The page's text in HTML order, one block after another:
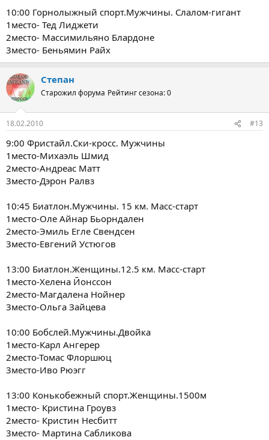
10:00 Горнолыжный спорт.Мужчины. Слалом-гигант
1место- Тед Лиджети
2место- Массимильяно Блардоне
3место- Беньямин Райх
Степан
Старожил форума Рейтинг сезона: 0
18.02.2010 #13
9:00 Фристайл.Cки-кросс. Мужчины
1место-Михаэль Шмид
2место-Андреас Матт
3место-Дэрон Ралвз
10:45 Биатлон.Мужчины. 15 км. Масс-старт
1место-Оле Айнар Бьорндален
2место-Эмиль Егле Свендсен
3место-Евгений Устюгов
13:00 Биатлон.Женщины.12.5 км. Масс-старт
1место-Хелена Йонссон
2место-Магдалена Нойнер
3место-Ольга Зайцева
10:00 Бобслей.Мужчины.Двойка
1место-Карл Ангерер
2место-Томас Флоршюц
3место-Иво Рюэгг
13:00 Конькобежный спорт.Женщины.1500м
1место- Кристина Гроувз
2место- Кристин Несбитт
3место- Мартина Сабликова